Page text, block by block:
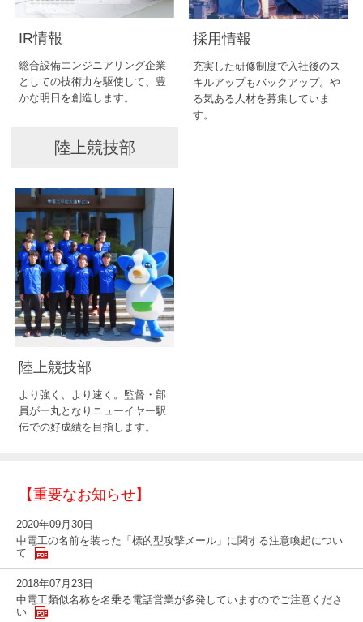
IR情報
総合設備エンジニアリング企業
としての技術力を駆使して、豊
かな明日を創造します。
採用情報
充実した研修制度で入社後のス
キルアップもバックアップ。や
る気ある人材を募集していま
す。
陸上競技部
陸上競技部
より強く、より速く。監督・部
員が一丸となりニューイヤー駅
伝での好成績を目指します。
【重要なお知らせ】
2020年09月30日
中電工の名前を装った「標的型攻撃メール」に関する注意喚起につい
て
2018年07月23日
中電工類似名称を名乗る電話営業が多発していますのでご注意くださ
い